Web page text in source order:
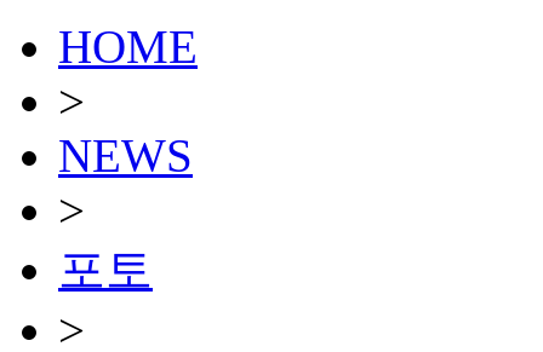
HOME
>
NEWS
>
포토
>